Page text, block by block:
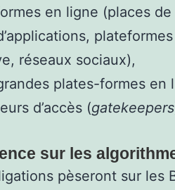
en ligne (places
plateformes
réseaux sociaux),
plates-formes en
d’accès (gatekeepers
sur les
pèseront sur les